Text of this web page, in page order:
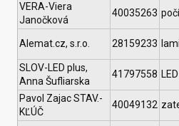
VERA-Viera
Janočková
40035263
Alemat.cz, s.r.o. 28159233
SLOV-LED plus,
Anna Šufliarska
41797558
Pavol Zajac STAV.-
KĽÚČ
40049132